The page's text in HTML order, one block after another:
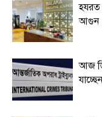
হযরত
আগুন
আজ